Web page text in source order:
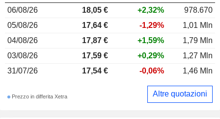
06/08/26
18,05 € +2,32%
978.670
05/08/26
17,64 € -1,29%
1,01 Mln
04/08/26
17,87 € +1,59%
1,79 Mln
03/08/26
17,59 € +0,29%
1,27 Mln
31/07/26
17,54 € -0,06% 1,46 Mln
Prezzo in differita Xetra Altre quotazioni